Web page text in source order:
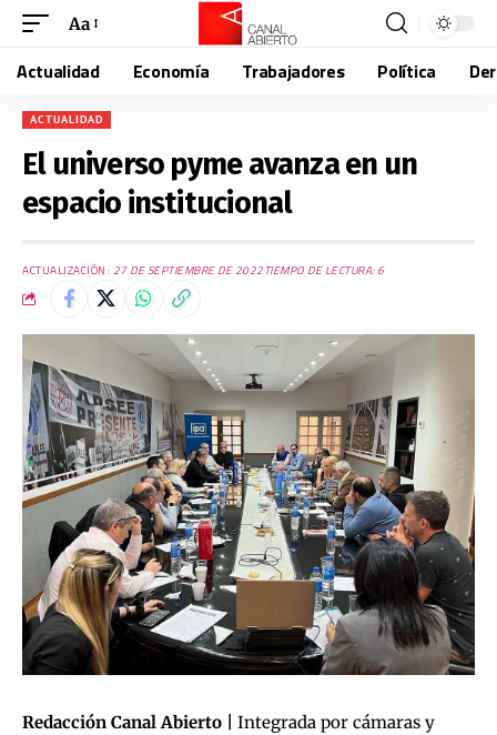
Aa
Actualidad Economía Trabajadores Política
ACTUALIDAD
El universo pyme avanza en un
espacio institucional
ACTUALIZACIÓN: 27 DE SEPTIEMBRE DE 2022TIEMPO DE LECTURA: 6
Redacción Canal Abierto |
Integrada por cámaras y